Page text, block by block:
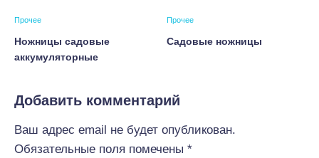
Прочее
Ножницы садовые
аккумуляторные
Прочее
Садовые ножницы
Добавить комментарий
Ваш адрес email не будет опубликован.
Обязательные поля помечены *